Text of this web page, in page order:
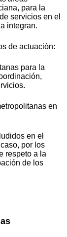
para la
servicios en el
integran.
de actuación:
para la
en
en el
por los
respeto a la
de los